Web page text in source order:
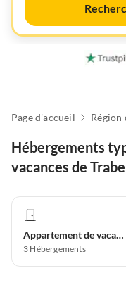
Page d'accueil
Hébergements
vacances de
Appartement de vacances
3 Hébergements